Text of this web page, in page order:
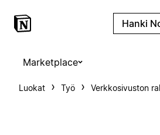
Hanki
Marketplace
Luokat Työ Verkkosivuston